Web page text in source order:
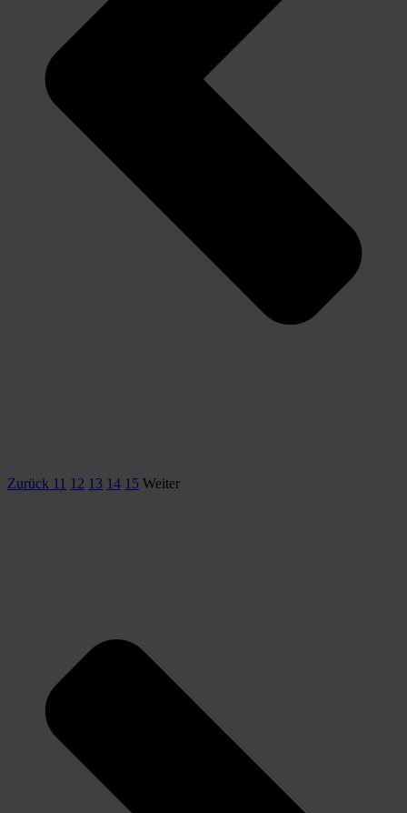
Zurück 11 12 13 14 15 Weiter